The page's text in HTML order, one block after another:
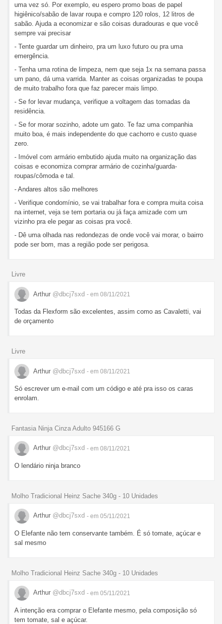
uma vez só. Por exemplo, eu espero promo boas de papel
higiênico/sabão de lavar roupa e compro 120 rolos, 12 litros de
sabão. Ajuda a economizar e são coisas duradouras e que você
sempre vai precisar
- Tente guardar um dinheiro, pra um luxo futuro ou pra uma
emergência.
- Tenha uma rotina de limpeza, nem que seja 1x na semana passa
um pano, dá uma varrida. Manter as coisas organizadas te poupa
de muito trabalho fora que faz parecer mais limpo.
- Se for levar mudança, verifique a voltagem das tomadas da
residência.
- Se for morar sozinho, adote um gato. Te faz uma companhia
muito boa, é mais independente do que cachorro e custo quase
zero.
- Imóvel com armário embutido ajuda muito na organização das
coisas e economiza comprar armário de cozinha/guarda-
roupas/cômoda e tal.
- Andares altos são melhores
- Verifique condomínio, se vai trabalhar fora e compra muita coisa
na internet, veja se tem portaria ou já faça amizade com um
vizinho pra ele pegar as coisas pra você.
- Dê uma olhada nas redondezas de onde você vai morar, o bairro
pode ser bom, mas a região pode ser perigosa.
Livre
Arthur @dbcj7sxd - em 08/11/2021
Todas da Flexform são excelentes, assim como as Cavaletti, vai
de orçamento
Livre
Arthur @dbcj7sxd - em 08/11/2021
Só escrever um e-mail com um código e até pra isso os caras
enrolam.
Fantasia Ninja Cinza Adulto 945166 G
Arthur @dbcj7sxd - em 08/11/2021
O lendário ninja branco
Molho Tradicional Heinz Sache 340g - 10 Unidades
Arthur @dbcj7sxd - em 05/11/2021
O Elefante não tem conservante também. É só tomate, açúcar e
sal mesmo
Molho Tradicional Heinz Sache 340g - 10 Unidades
Arthur @dbcj7sxd - em 05/11/2021
A intenção era comprar o Elefante mesmo, pela composição só
tem tomate, sal e açúcar.